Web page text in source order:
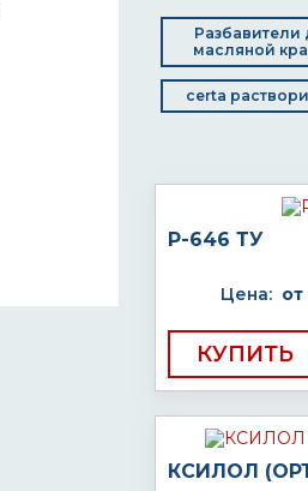
Разбавители
масляной
certa
Р-646 ТУ
Цена: от
КУПИТЬ
КСИЛОЛ